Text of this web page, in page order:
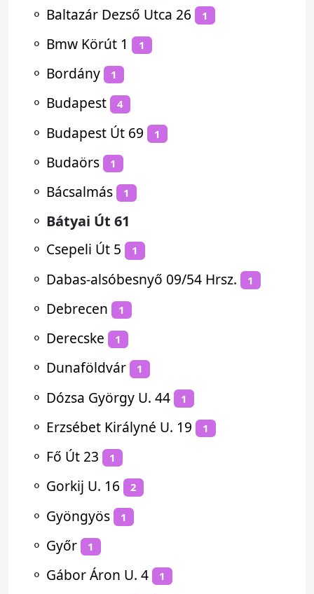
⚬ Baltazár Dezső Utca 26 1
⚬ Bmw Körút 1 1
⚬ Bordány 1
⚬ Budapest 4
⚬ Budapest Út 69 1
⚬ Budaörs 1
⚬ Bácsalmás 1
⚬ Bátyai Út 61
⚬ Csepeli Út 5 1
⚬ Dabas-alsóbesnyő 09/54 Hrsz. 1
⚬ Debrecen 1
⚬ Derecske 1
⚬ Dunaföldvár 1
⚬ Dózsa György U. 44 1
⚬ Erzsébet Királyné U. 19 1
⚬ Fő Út 23 1
⚬ Gorkij U. 16 2
⚬ Gyöngyös 1
⚬ Győr 1
⚬ Gábor Áron U. 4 1